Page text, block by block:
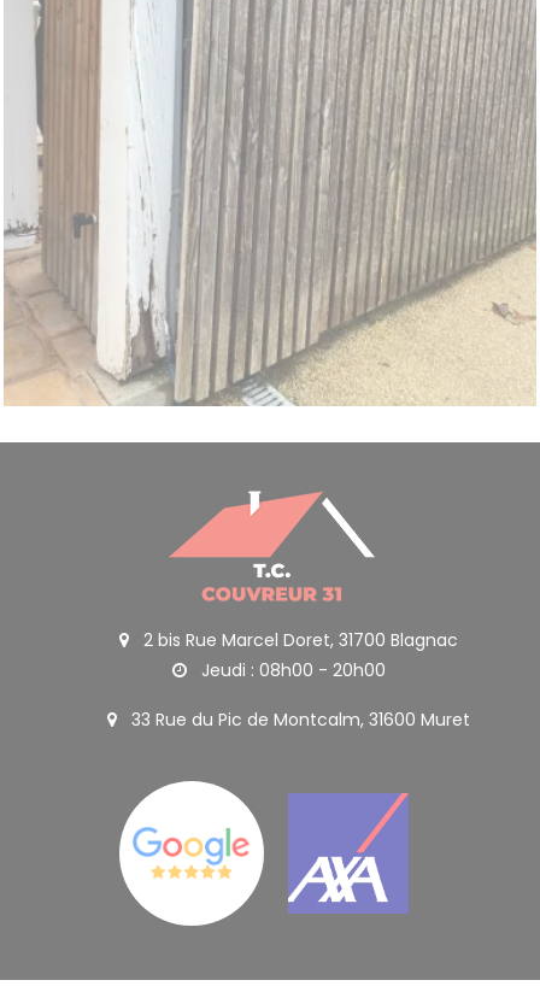
2 bis Rue Marcel Doret, 31700 Blagnac
Jeudi : 08h00 - 20h00
33 Rue du Pic de Montcalm, 31600 Muret